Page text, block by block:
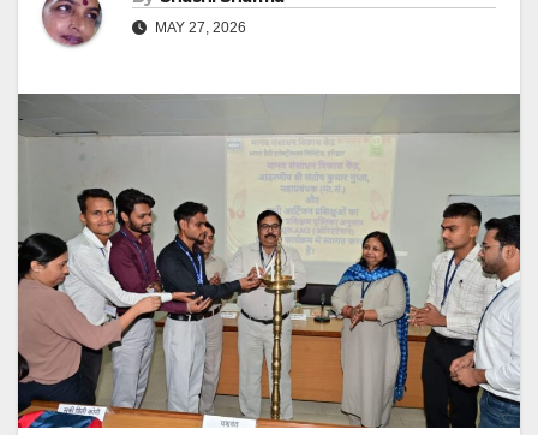
MAY 27, 2026